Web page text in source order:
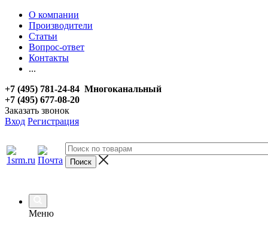
О компании
Производители
Статьи
Вопрос-ответ
Контакты
...
+7 (495) 781-24-84 Многоканальный
+7 (495) 677-08-20
Заказать звонок
Вход Регистрация
Меню